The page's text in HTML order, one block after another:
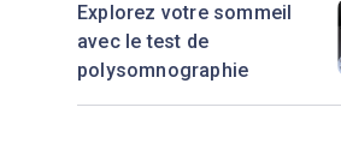
Explorez votre sommeil
avec le test de
polysomnographie